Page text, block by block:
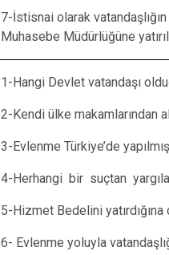
7-İstisnai olarak
Muhasebe Müdürlüğüne
1-Hangi Devlet vatandaşı
2-Kendi ülke makamlarından
3-Evlenme Türkiye’de
4-Herhangi bir suçtan
5-Hizmet Bedelini yatırdığına
6- Evlenme yoluyla